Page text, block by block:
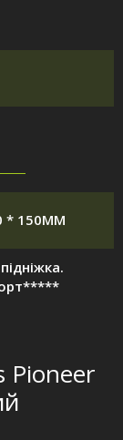
* 150MM
Pioneer